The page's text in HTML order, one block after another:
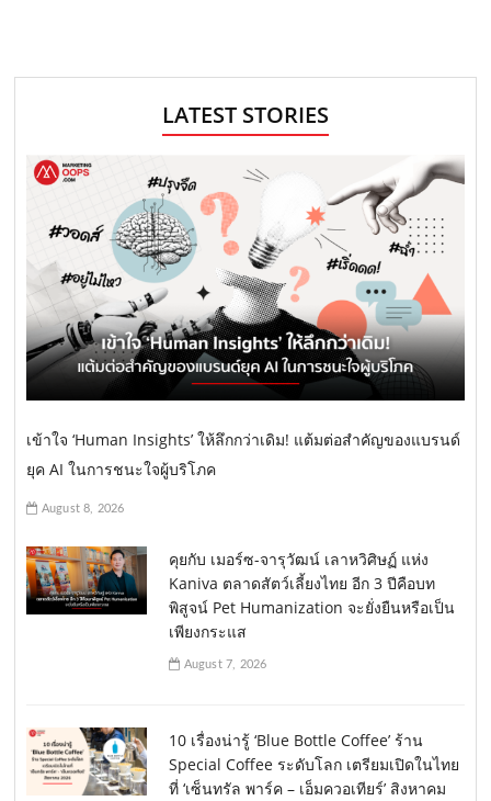
LATEST STORIES
เข้าใจ ‘Human Insights’ ให้ลึกกว่าเดิม! แต้มต่อสำคัญของแบรนด์
ยุค AI ในการชนะใจผู้บริโภค
August 8, 2026
คุยกับ เมอร์ซ-จารุวัฒน์ เลาหวิศิษฏ์ แห่ง
Kaniva ตลาดสัตว์เลี้ยงไทย อีก 3 ปีคือบท
พิสูจน์ Pet Humanization จะยั่งยืนหรือเป็น
เพียงกระแส
August 7, 2026
10 เรื่องน่ารู้ ‘Blue Bottle Coffee’ ร้าน
Special Coffee ระดับโลก เตรียมเปิดในไทย
ที่ ‘เซ็นทรัล พาร์ค – เอ็มควอเทียร์’ สิงหาคม